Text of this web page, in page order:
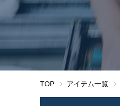
TOP アイテム一覧